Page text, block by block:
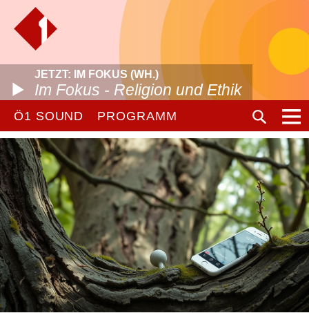
JETZT: IM FOKUS (WH.)
Im Fokus - Religion und Ethik
Ö1 SOUND PROGRAMM